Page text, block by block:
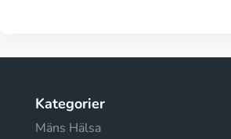
Kategorier
Mäns Hälsa